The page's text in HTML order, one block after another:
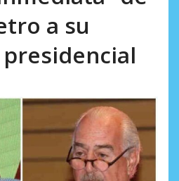
a su